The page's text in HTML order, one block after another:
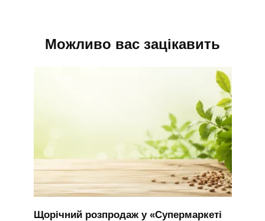
Можливо вас зацікавить
Щорічний розпродаж у «Супермаркеті